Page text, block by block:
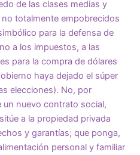
de las clases medias y
totalmente empobrecidos
para la defensa de
a los impuestos, a las
para la compra de dólares
haya dejado el súper
elecciones). No, por
un nuevo contrato social,
a la propiedad privada
y garantías; que ponga,
personal y familiar